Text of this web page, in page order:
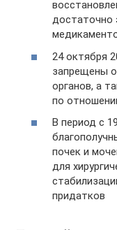
достаточно
24 октября
запрещены
органов, а
по
В период с
почек и
для
придатков